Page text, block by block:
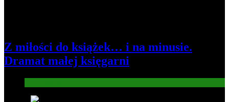
Z miłości do książek… i na minusie.
Dramat małej księgarni